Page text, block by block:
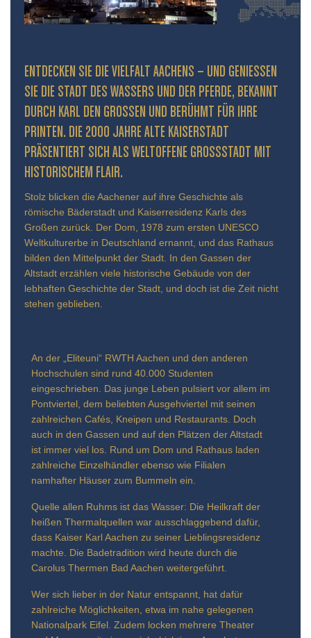
ENTDECKEN SIE DIE VIELFALT AACHENS – UND GENIESSEN S
IE DIE STADT DES WASSERS UND DER PFERDE, BEKANNT D
URCH KARL DEN GROSSEN UND BERÜHMT FÜR IHRE PR
INTEN. DIE 2000 JAHRE ALTE KAISERSTADT PR
ÄSENTIERT SICH ALS WELTOFFENE GROSSSTADT MIT HIS
TORISCHEM FLAIR.
Stolz blicken die Aachener auf ihre Geschichte als
römische Bäderstadt und Kaiserresidenz Karls des
Großen zurück. Der Dom, 1978 zum ersten UNESCO
Weltkulturerbe in Deutschland ernannt, und das Rathaus
bilden den Mittelpunkt der Stadt. In den Gassen der
Altstadt erzählen viele historische Gebäude von der
lebhaften Geschichte der Stadt, und doch ist die Zeit nicht
stehen geblieben.
An der „Eliteuni“ RWTH Aachen und den anderen
Hochschulen sind rund 40.000 Studenten
eingeschrieben. Das junge Leben pulsiert vor allem im
Pontviertel, dem beliebten Ausgehviertel mit seinen
zahlreichen Cafés, Kneipen und Restaurants. Doch
auch in den Gassen und auf den Plätzen der Altstadt
ist immer viel los. Rund um Dom und Rathaus laden
zahlreiche Einzelhändler ebenso wie Filialen
namhafter Häuser zum Bummeln ein.
Quelle allen Ruhms ist das Wasser: Die Heilkraft der
heißen Thermalquellen war ausschlaggebend dafür,
dass Kaiser Karl Aachen zu seiner Lieblingsresidenz
machte. Die Badetradition wird heute durch die
Carolus Thermen Bad Aachen weitergeführt.
Wer sich lieber in der Natur entspannt, hat dafür
zahlreiche Möglichkeiten, etwa im nahe gelegenen
Nationalpark Eifel. Zudem locken mehrere Theater